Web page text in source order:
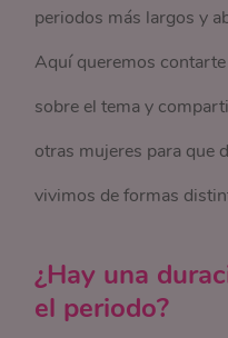
periodos más largos y
Aquí queremos
sobre el tema y
otras mujeres para que
vivimos de formas
¿Hay una
el periodo?